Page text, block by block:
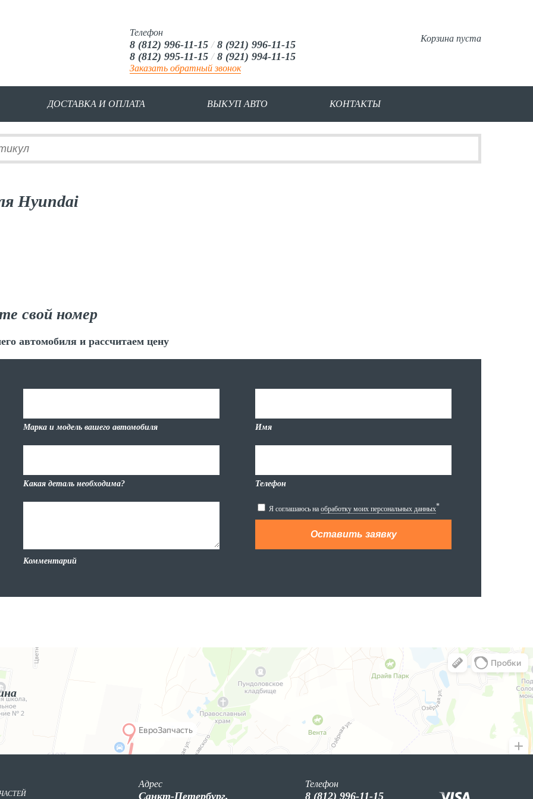
Корзина пуста
Телефон
8 (812) 996-11-15 / 8 (921) 996-11-15
8 (812) 995-11-15 / 8 (921) 994-11-15
Заказать обратный звонок
ДОСТАВКА И ОПЛАТА ВЫКУП АВТО КОНТАКТЫ
Hyundai
свой номер
автомобиля и рассчитаем цену
Марка и модель вашего автомобиля
Какая деталь необходима?
Комментарий
Имя
Телефон
Я соглашаюсь на обработку моих персональных данных*
Телефон
8 (812) 996-11-15
Адрес
Санкт-Петербург,